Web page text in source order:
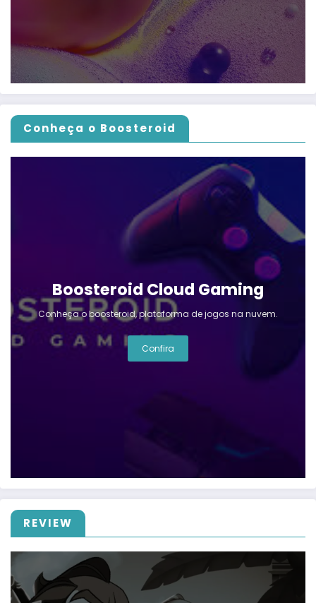
Conheça o Boosteroid
Boosteroid Cloud Gaming
Conheça o boosteroid, plataforma de jogos na nuvem.
Confira
REVIEW